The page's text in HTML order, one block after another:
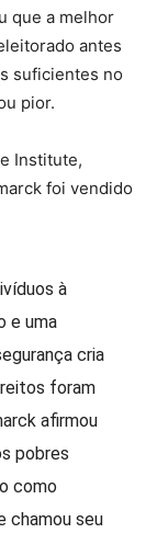
que a melhor
antes
suficientes no
pior.
Institute,
foi vendido
à
e uma
cria
foram
afirmou
pobres
como
chamou seu